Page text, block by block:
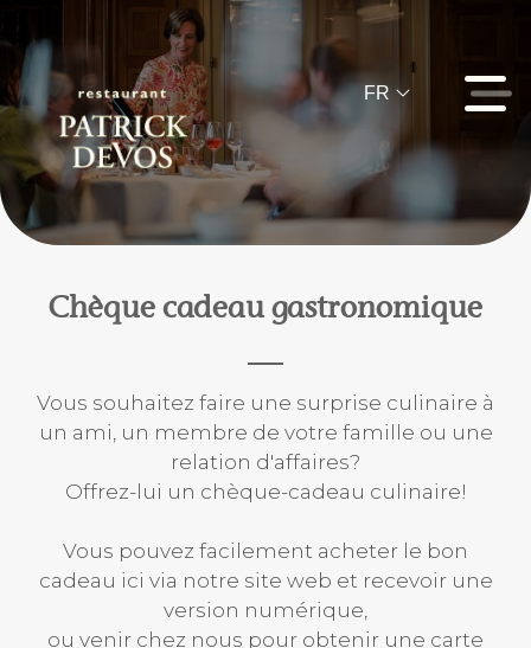
FR
Chèque cadeau gastronomique
Vous souhaitez faire une surprise culinaire à
un ami, un membre de votre famille ou une
relation d'affaires?
Offrez-lui un chèque-cadeau culinaire!
Vous pouvez facilement acheter le bon
cadeau ici via notre site web et recevoir une
version numérique,
ou venir chez nous pour obtenir une carte